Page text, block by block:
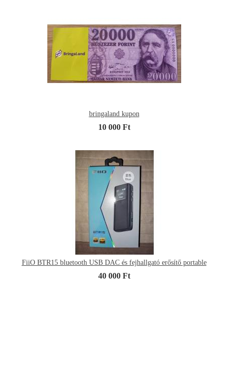
bringaland kupon
10 000 Ft
FiiO BTR15 bluetooth USB DAC és fejhallgató erősítő portable
40 000 Ft